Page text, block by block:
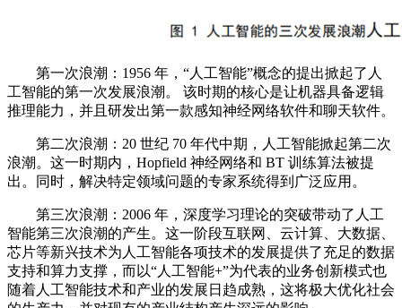
第一次浪潮：1956 年，“人工智能”概念的提出掀起了人
工智能的第一次发展浪潮。 该时期的核心是让机器具备逻辑
推理能力，并且研发出第一款感知神经网络软件和聊天软件。
第二次浪潮：20 世纪 70 年代中期，人工智能掀起第二次
浪潮。这一时期内，Hopfield 神经网络和 BT 训练算法被提
出。同时，解决特定领域问题的专家系统得到广泛应用。
第三次浪潮：2006 年，深度学习理论的突破带动了人工
智能第三次浪潮的产生。这一阶段互联网、云计算、大数据、
芯片等新兴技术为人工智能各项技术的发展提供了充足的数据
支持和算力支撑，而以“人工智能+”为代表的业务创新模式也
随着人工智能技术和产业的发展日趋成熟，这将极大优化社会